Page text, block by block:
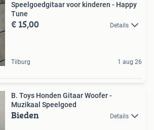
Speelgoedgitaar voor kinderen - Happy
Tune
€ 15,00 Details
Tilburg 1 aug 26
B. Toys Honden Gitaar Woofer -
Muzikaal Speelgoed
Bieden Details